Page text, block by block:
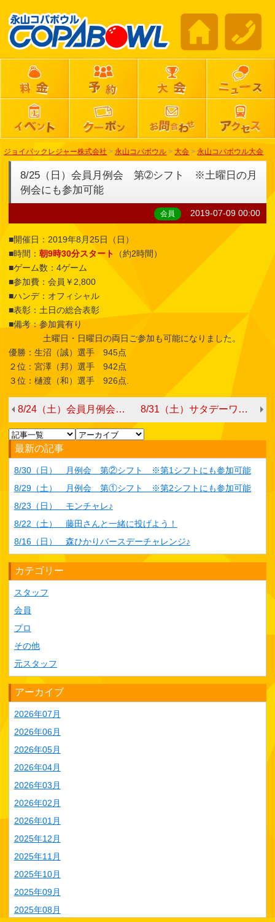
ジョイパックレジャー株式会社 > 永山コパボウル > 大会 > 永山コパボウル大会
8/25（日）会員月例会 第➁シフト ※土曜日の月
例会にも参加可能
会員 2019-07-09 00:00
■開催日：2019年8月25日（日）
■時間： 朝9時30分スタート
（約2時間）
■ゲーム数：4ゲーム
■参加費：会員￥2,800
■ハンデ：オフィシャル
■表彰：土日の総合表彰
■備考：参加賞有り
土曜日・日曜日の両日ご参加も可能になりました。
優勝：生沼（誠）選手 945点
２位：宮澤（邦）選手 942点
３位：樋渡（和）選手 926点.
8/24（土）会員月例会 第①シフト ※日曜日の月例会にも参加可能 8/31（土）サタデーワンドロップ
最新の記事
8/30（日） 月例会 第②シフト ※第1シフトにも参加可能
8/29（土） 月例会 第①シフト ※第2シフトにも参加可能
8/23（日） モンチャレ♪
8/22（土） 藤田さんと一緒に投げよう！
8/16（日） 森ひかりバースデーチャレンジ♪
カテゴリー
スタッフ
会員
プロ
その他
元スタッフ
アーカイブ
2026年07月
2026年06月
2026年05月
2026年04月
2026年03月
2026年02月
2026年01月
2025年12月
2025年11月
2025年10月
2025年09月
2025年08月